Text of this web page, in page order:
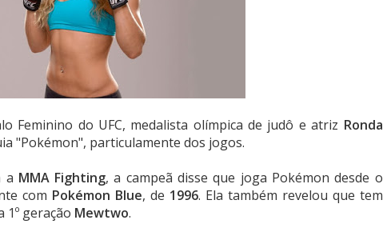
Feminino do UFC, medalista olímpica de judô e atriz Ronda
"Pokémon", particulamente dos jogos.
a MMA Fighting, a campeã disse que joga Pokémon desde o
com Pokémon Blue, de 1996. Ela também revelou que tem
geração Mewtwo.